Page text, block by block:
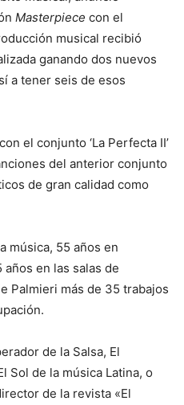
Masterpiece con el
musical recibió
ganando dos nuevos
a tener seis de esos
el conjunto ‘La Perfecta II’
del anterior conjunto
de gran calidad como
música, 55 años en
en las salas de
Palmieri más de 35 trabajos
de la Salsa, El
Sol de la música Latina, o
de la revista «El